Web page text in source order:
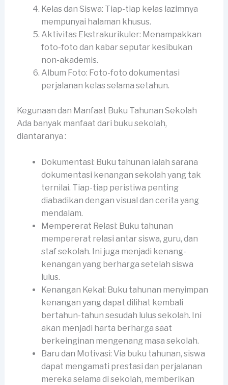
Kelas dan Siswa: Tiap-tiap kelas lazimnya
mempunyai halaman khusus.
Aktivitas Ekstrakurikuler: Menampakkan
foto-foto dan kabar seputar kesibukan
non-akademis.
Album Foto: Foto-foto dokumentasi
perjalanan kelas selama setahun.
Kegunaan dan Manfaat Buku Tahunan Sekolah
Ada banyak manfaat dari buku sekolah,
diantaranya :
Dokumentasi: Buku tahunan ialah sarana
dokumentasi kenangan sekolah yang tak
ternilai. Tiap-tiap peristiwa penting
diabadikan dengan visual dan cerita yang
mendalam.
Mempererat Relasi: Buku tahunan
mempererat relasi antar siswa, guru, dan
staf sekolah. Ini juga menjadi kenang-
kenangan yang berharga setelah siswa
lulus.
Kenangan Kekal: Buku tahunan menyimpan
kenangan yang dapat dilihat kembali
bertahun-tahun sesudah lulus sekolah. Ini
akan menjadi harta berharga saat
berkeinginan mengenang masa sekolah.
Baru dan Motivasi: Via buku tahunan, siswa
dapat mengamati prestasi dan perjalanan
mereka selama di sekolah, memberikan